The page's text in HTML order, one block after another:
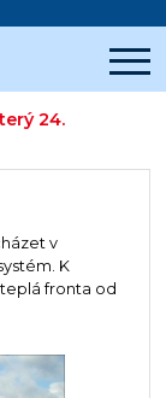
24.
v
K
fronta od